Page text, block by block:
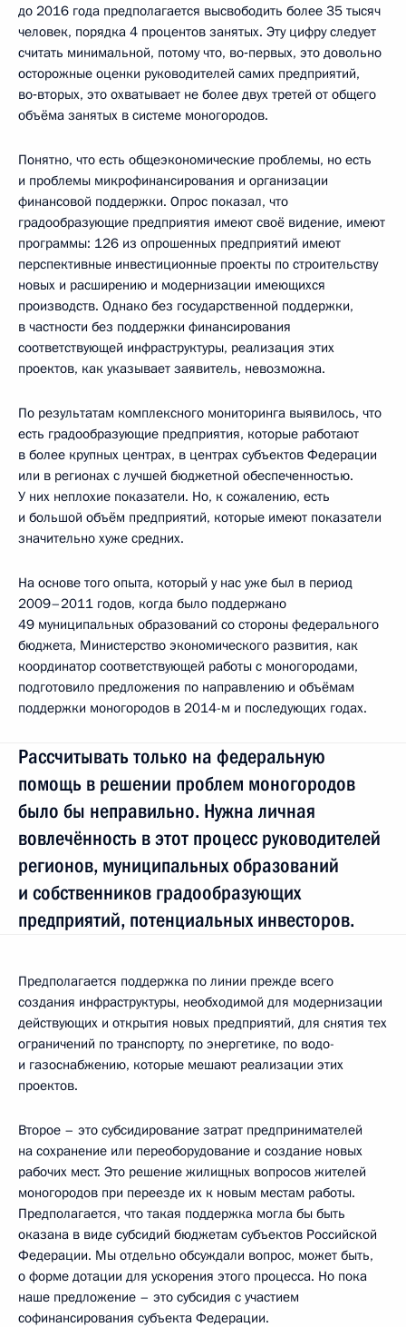
до 2016 года предполагается высвободить более 35 тысяч
человек, порядка 4 процентов занятых. Эту цифру следует
считать минимальной, потому что, во‑первых, это довольно
осторожные оценки руководителей самих предприятий,
во‑вторых, это охватывает не более двух третей от общего
объёма занятых в системе моногородов.
Понятно, что есть общеэкономические проблемы, но есть
и проблемы микрофинансирования и организации
финансовой поддержки. Опрос показал, что
градообразующие предприятия имеют своё видение, имеют
программы: 126 из опрошенных предприятий имеют
перспективные инвестиционные проекты по строительству
новых и расширению и модернизации имеющихся
производств. Однако без государственной поддержки,
в частности без поддержки финансирования
соответствующей инфраструктуры, реализация этих
проектов, как указывает заявитель, невозможна.
По результатам комплексного мониторинга выявилось, что
есть градообразующие предприятия, которые работают
в более крупных центрах, в центрах субъектов Федерации
или в регионах с лучшей бюджетной обеспеченностью.
У них неплохие показатели. Но, к сожалению, есть
и большой объём предприятий, которые имеют показатели
значительно хуже средних.
На основе того опыта, который у нас уже был в период
2009–2011 годов, когда было поддержано
49 муниципальных образований со стороны федерального
бюджета, Министерство экономического развития, как
координатор соответствующей работы с моногородами,
подготовило предложения по направлению и объёмам
поддержки моногородов в 2014-м и последующих годах.
Рассчитывать только на федеральную
помощь в решении проблем моногородов
было бы неправильно. Нужна личная
вовлечённость в этот процесс руководителей
регионов, муниципальных образований
и собственников градообразующих
предприятий, потенциальных инвесторов.
Предполагается поддержка по линии прежде всего
создания инфраструктуры, необходимой для модернизации
действующих и открытия новых предприятий, для снятия тех
ограничений по транспорту, по энергетике, по водо-
и газоснабжению, которые мешают реализации этих
проектов.
Второе – это субсидирование затрат предпринимателей
на сохранение или переоборудование и создание новых
рабочих мест. Это решение жилищных вопросов жителей
моногородов при переезде их к новым местам работы.
Предполагается, что такая поддержка могла бы быть
оказана в виде субсидий бюджетам субъектов Российской
Федерации. Мы отдельно обсуждали вопрос, может быть,
о форме дотации для ускорения этого процесса. Но пока
наше предложение – это субсидия с участием
софинансирования субъекта Федерации.